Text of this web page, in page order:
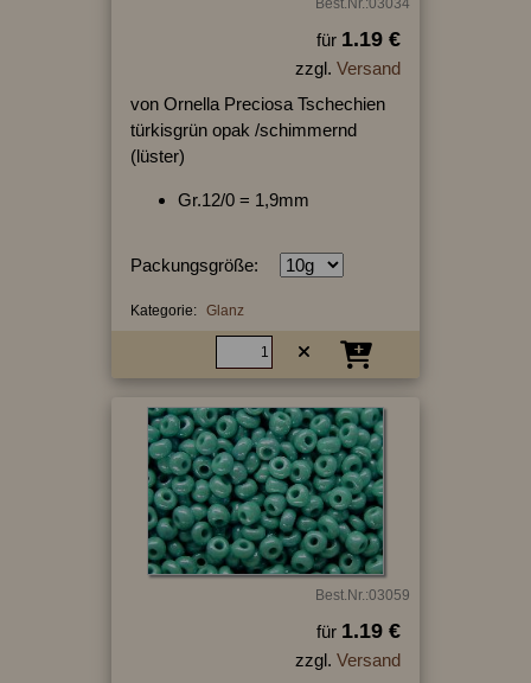
für 1.19 €
zzgl. Versand
von Ornella Preciosa Tschechien
türkisgrün opak /schimmernd
(lüster)
Gr.12/0 = 1,9mm
Packungsgröße:
Kategorie: Glanz
Best.Nr.:03059
für 1.19 €
zzgl. Versand